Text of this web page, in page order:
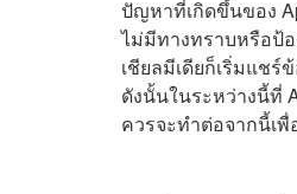
ปัญหาที่เกิดขึ้นของ
ไม่มีทางทราบหรือป้
เชียลมีเดียก็เริ่มแช
ดังนั้นในระหว่างนี้ที่
ควรจะทำต่อจากนี้เ